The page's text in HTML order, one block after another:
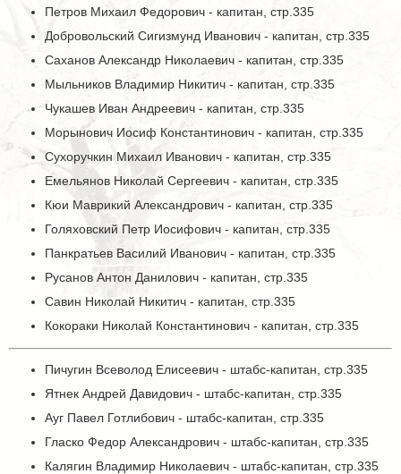
Петров Михаил Федорович - капитан, стр.335
Добровольский Сигизмунд Иванович - капитан, стр.335
Саханов Александр Николаевич - капитан, стр.335
Мыльников Владимир Никитич - капитан, стр.335
Чукашев Иван Андреевич - капитан, стр.335
Морынович Иосиф Константинович - капитан, стр.335
Сухоручкин Михаил Иванович - капитан, стр.335
Емельянов Николай Сергеевич - капитан, стр.335
Кюи Маврикий Александрович - капитан, стр.335
Голяховский Петр Иосифович - капитан, стр.335
Панкратьев Василий Иванович - капитан, стр.335
Русанов Антон Данилович - капитан, стр.335
Савин Николай Никитич - капитан, стр.335
Кокораки Николай Константинович - капитан, стр.335
Пичугин Всеволод Елисеевич - штабс-капитан, стр.335
Ятнек Андрей Давидович - штабс-капитан, стр.335
Ауг Павел Готлибович - штабс-капитан, стр.335
Гласко Федор Александрович - штабс-капитан, стр.335
Калягин Владимир Николаевич - штабс-капитан, стр.335